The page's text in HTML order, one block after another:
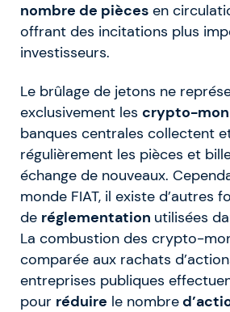
nombre de pièces en
offrant des incitations plus
investisseurs.
Le brûlage de jetons ne
exclusivement les crypto-
banques centrales collectent
régulièrement les pièces et
échange de nouveaux.
monde FIAT, il existe d’autres
de réglementation utilisées
La combustion des crypto-
comparée aux rachats
entreprises publiques
pour réduire le nombre